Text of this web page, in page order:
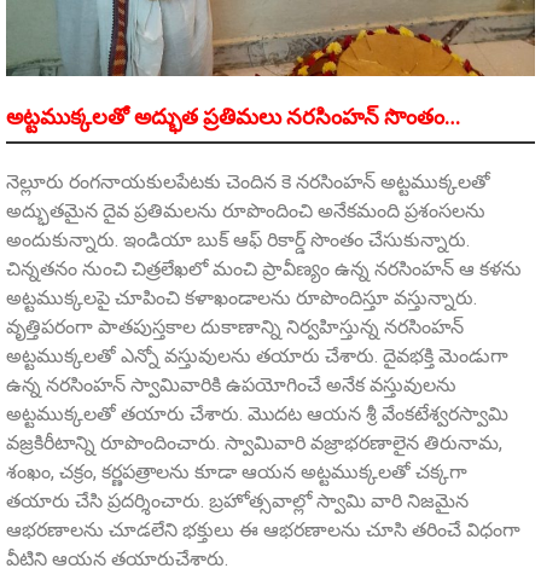
అట్టముక్కలతో అద్భుత ప్రతిమలు నరసింహన్‌ సొంతం…
నెల్లూరు రంగనాయకులపేటకు చెందిన కె నరసింహన్‌ అట్టముక్కలతో
అద్భుతమైన దైవ ప్రతిమలను రూపొందించి అనేకమంది ప్రశంసలను
అందుకున్నారు. ఇండియా బుక్‌ ఆఫ్‌ రికార్డ్‌ సొంతం చేసుకున్నారు.
చిన్నతనం నుంచి చిత్రలేఖలో మంచి ప్రావీణ్యం ఉన్న నరసింహన్‌ ఆ కళను
అట్టముక్కలపై చూపించి కళాఖండాలను రూపొందిస్తూ వస్తున్నారు.
వృత్తిపరంగా పాతపుస్తకాల దుకాణాన్ని నిర్వహిస్తున్న నరసింహన్‌
అట్టముక్కలతో ఎన్నో వస్తువులను తయారు చేశారు. దైవభక్తి మెండుగా
ఉన్న నరసింహన్‌ స్వామివారికి ఉపయోగించే అనేక వస్తువులను
అట్టముక్కలతో తయారు చేశారు. మొదట ఆయన శ్రీ వేంకటేశ్వరస్వామి
వజ్రకిరీటాన్ని రూపొందించారు. స్వామివారి వజ్రాభరణాలైన తిరునామ,
శంఖం, చక్రం, కర్ణపత్రాలను కూడా ఆయన అట్టముక్కలతో చక్కగా
తయారు చేసి ప్రదర్శించారు. బ్రహోత్సవాల్లో స్వామి వారి నిజమైన
ఆభరణాలను చూడలేని భక్తులు ఈ ఆభరణాలను చూసి తరించే విధంగా
వీటిని ఆయన తయారుచేశారు.